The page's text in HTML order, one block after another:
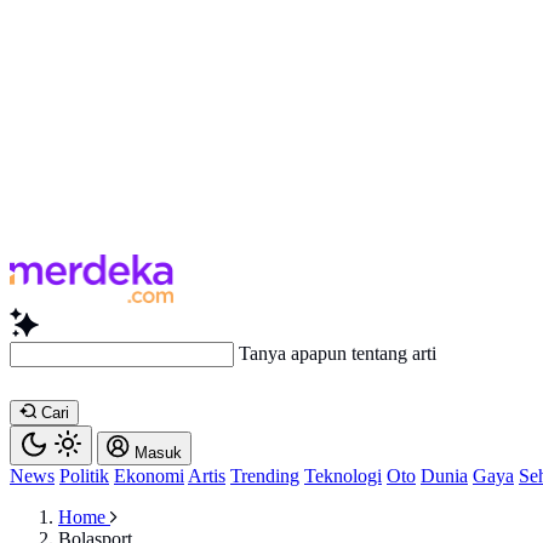
Tanya apapun tentang artikel i
Cari
Masuk
News Politik Ekonomi Artis Trending Teknologi Oto Dunia Gaya
Home
Bolasport